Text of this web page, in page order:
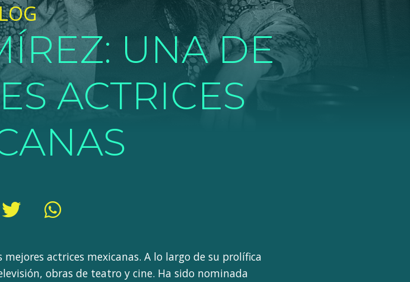
UNA DE
ACTRICES
actrices mexicanas. A lo largo de su prolífica
obras de teatro y cine. Ha sido nominada